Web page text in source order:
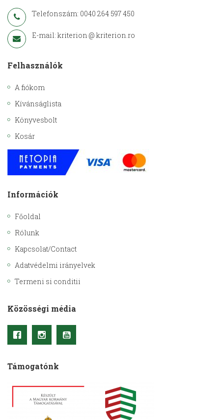
Telefonszám: 0040 264 597 450
E-mail: kriterion @ kriterion.ro
Felhasználók
A fiókom
Kívánságlista
Könyvesbolt
Kosár
Információk
Főoldal
Rólunk
Kapcsolat/Contact
Adatvédelmi irányelvek
Termeni si conditii
Közösségi média
Támogatónk